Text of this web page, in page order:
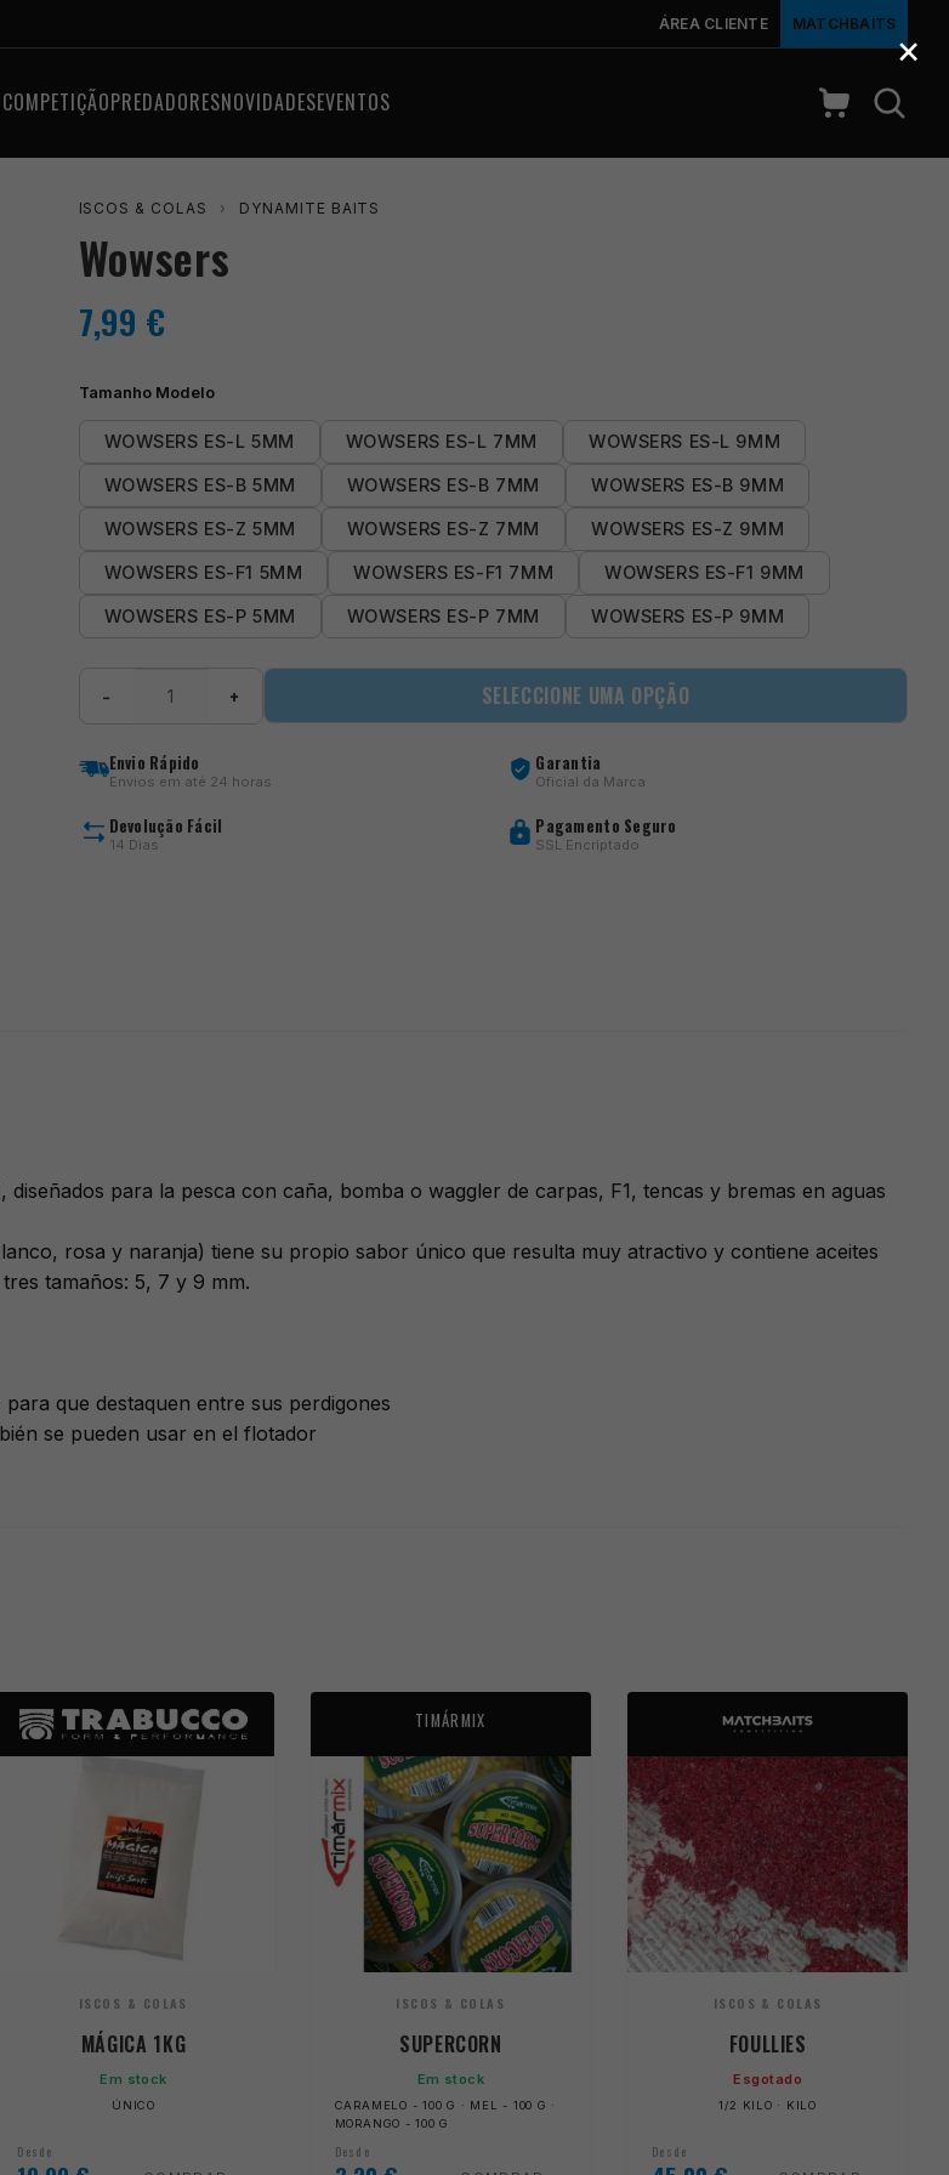
ÁREA CLIENTE MATCHBAITS
PREDADORESNOVIDADESEVENTOS
ISCOS & COLAS › DYNAMITE BAITS
Wowsers
7,99 €
Tamanho Modelo
WOWSERS ES-L 5MM WOWSERS ES-L 7MM WOWSERS ES-L 9MM
WOWSERS ES-B 5MM WOWSERS ES-B 7MM WOWSERS ES-B 9MM
WOWSERS ES-Z 5MM WOWSERS ES-Z 7MM WOWSERS ES-Z 9MM
WOWSERS ES-F1 5MM WOWSERS ES-F1 7MM WOWSERS ES-F1 9MM
WOWSERS ES-P 5MM WOWSERS ES-P 7MM WOWSERS ES-P 9MM
− + SELECCIONE UMA OPÇÃO
Envio Rápido
Envios em até 24 horas
Garantia
Oficial da Marca
Devolução Fácil
14 Dias
Pagamento Seguro
SSL Encriptado
para la pesca con caña, bomba o waggler de carpas, F1, tencas y bremas en aguas
rosa y naranja) tiene su propio sabor único que resulta muy atractivo y contiene aceites
tamaños: 5, 7 y 9 mm.
que destaquen entre sus perdigones
se pueden usar en el flotador
ISCOS & COLAS
MÁGICA 1KG
Em stock
ÚNICO
Desde
TIMÁRMIX
ISCOS & COLAS
SUPERCORN
Em stock
CARAMELO - 100 G · MEL - 100 G ·
MORANGO - 100 G
Desde
ISCOS & COLAS
FOULLIES
Esgotado
1/2 KILO · KILO
Desde
×